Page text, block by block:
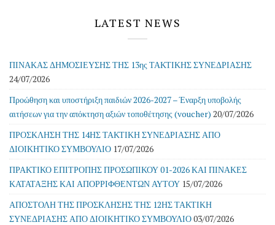
LATEST NEWS
ΠΙΝΑΚΑΣ ΔΗΜΟΣΙΕΥΣΗΣ ΤΗΣ 13ης ΤΑΚΤΙΚΗΣ ΣΥΝΕΔΡΙΑΣΗΣ
24/07/2026
Προώθηση και υποστήριξη παιδιών 2026-2027 – Έναρξη υποβολής
αιτήσεων για την απόκτηση αξιών τοποθέτησης (voucher) 20/07/2026
ΠΡΟΣΚΛΗΣΗ ΤΗΣ 14ΗΣ ΤΑΚΤΙΚΗ ΣΥΝΕΔΡΙΑΣΗΣ ΑΠΟ
ΔΙΟΙΚΗΤΙΚΟ ΣΥΜΒΟΥΛΙΟ 17/07/2026
ΠΡΑΚΤΙΚΟ ΕΠΙΤΡΟΠΗΣ ΠΡΟΣΩΠΙΚΟΥ 01-2026 ΚΑΙ ΠΙΝΑΚΕΣ
ΚΑΤΑΤΑΞΗΣ ΚΑΙ ΑΠΟΡΡΙΦΘΕΝΤΩΝ ΑΥΤΟΥ 15/07/2026
ΑΠΟΣΤΟΛΗ ΤΗΣ ΠΡΟΣΚΛΗΣΗΣ ΤΗΣ 12ΗΣ ΤΑΚΤΙΚΗ
ΣΥΝΕΔΡΙΑΣΗΣ ΑΠΟ ΔΙΟΙΚΗΤΙΚΟ ΣΥΜΒΟΥΛΙΟ03/07/2026